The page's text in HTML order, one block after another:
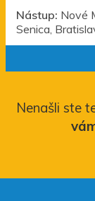
Nástup: Nové
Senica,
Nenašli ste